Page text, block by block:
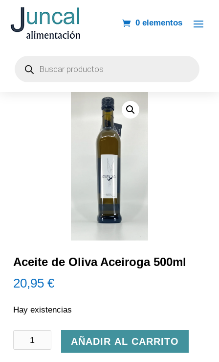
0 elementos
Aceite de Oliva Aceiroga 500ml
20,95€
Hay existencias
Aceite
AÑADIR AL CARRITO